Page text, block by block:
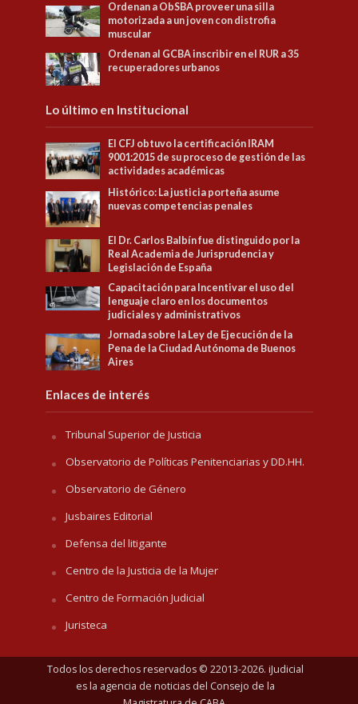
Ordenan a ObSBA proveer una silla
motorizada a un joven con distrofia
muscular
Ordenan al GCBA inscribir en el RUR a 35
recuperadores urbanos
Lo último en Institucional
El CFJ obtuvo la certificación IRAM
9001:2015 de su proceso de gestión de las
actividades académicas
Histórico: La justicia porteña asume
nuevas competencias penales
El Dr. Carlos Balbín fue distinguido por la
Real Academia de Jurisprudencia y
Legislación de España
Capacitación para Incentivar el uso del
lenguaje claro en los documentos
judiciales y administrativos
Jornada sobre la Ley de Ejecución de la
Pena de la Ciudad Autónoma de Buenos
Aires
Enlaces de interés
Tribunal Superior de Justicia
Observatorio de Políticas Penitenciarias y DD.HH.
Observatorio de Género
Jusbaires Editorial
Defensa del litigante
Centro de la Justicia de la Mujer
Centro de Formación Judicial
Juristeca
Todos los derechos reservados © 22013-2026. iJudicial
es la agencia de noticias del Consejo de la